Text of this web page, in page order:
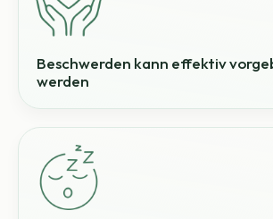
Beschwerden kann effektiv
werden